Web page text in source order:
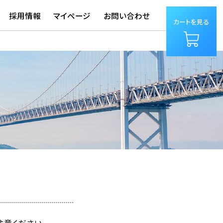
採用情報 マイページ お問い合わせ
カートを見る